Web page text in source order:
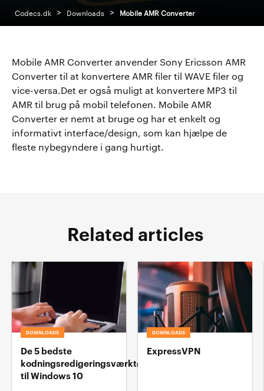
Codecs.dk > Downloads > Mobile AMR Converter
Mobile AMR Converter anvender Sony Ericsson AMR
Converter til at konvertere AMR filer til WAVE filer og
vice-versa.Det er også muligt at konvertere MP3 til
AMR til brug på mobil telefonen. Mobile AMR
Converter er nemt at bruge og har et enkelt og
informativt interface/design, som kan hjælpe de
fleste nybegyndere i gang hurtigt.
Related articles
DOWNLOADS
De 5 bedste
kodningsredigeringsværktøj
til Windows 10
DOWNLOADS
ExpressVPN